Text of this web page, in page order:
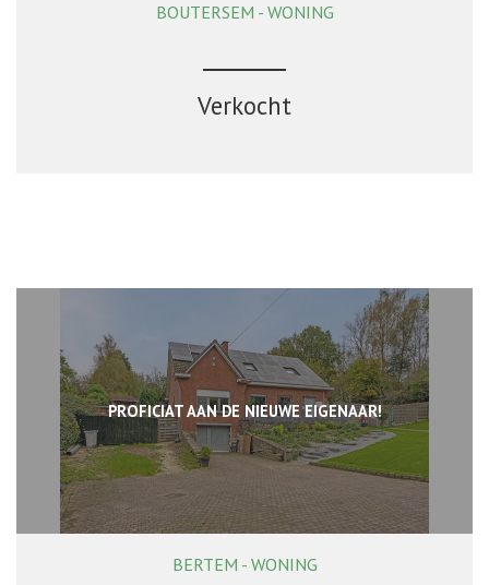
326 m² 5 3
BOUTERSEM - WONING
Verkocht
PROFICIAT AAN DE NIEUWE EIGENAAR!
290 m² 5 2
BERTEM - WONING